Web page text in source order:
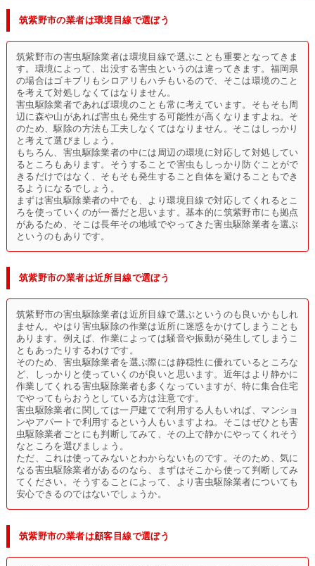
筑紫野市の業者は環境目線で選ぼう
筑紫野市の害虫駆除業者は環境目線で選ぶことも重要となってきま
す。環境によって、出没する害虫というのは違ってきます。福岡県
の場合はゴキブリもシロアリもハチもいるので、そこは環境のこと
を考えて対処しなくてはなりません。
害虫駆除業者であれば環境のことも常に考えています。そもそも周
辺に森や山があれば害虫も発生する可能性が高くなりますよね。そ
のため、駆除の方法も工夫しなくてはなりません。そこはしっかり
と考えて選びましょう。
もちろん、害虫駆除業者の中には周辺の環境に対応して対処してい
るところもあります。そうすることで害虫もしっかり防ぐことがで
きるだけではなく、そもそも発生すること自体を避けることもでき
るようになるでしょう。
まずは害虫駆除業者の中でも、より環境目線で対応してくれるとこ
ろを使っていくのが一番だと思います。基本的に筑紫野市にも拠点
があるため、そこは長年その地域でやってきた害虫駆除業者を選ぶ
というのもありです。
筑紫野市の業者は近所目線で選ぼう
筑紫野市の害虫駆除業者は近所目線で選ぶというのも良いかもしれ
ません。やはり害虫駆除の作業は近所に迷惑をかけてしまうことも
あります。例えば、作業によっては騒音や振動が発生してしまうこ
ともあったりするわけです。
そのため、害虫駆除業者を選ぶ際には静穏性に優れているところな
ど、しっかりと使っていくのが良いと思います。近年はより静かに
作業してくれる害虫駆除業者も多くなっていますが、特に集合住宅
でやってもらおうとしている方は注意です。
害虫駆除業者に関しては一戸建てで利用する人もいれば、マンショ
ンやアパートで利用するという人もいますよね。そこはぜひとも害
虫駆除業者ごとにも判断してみて、その上で静かにやってくれそう
なところを選びましょう。
ただ、これは使ってみないとわからないものです。そのため、気に
なる害虫駆除業者があるのなら、まずはそこから使って判断してみ
てください。そうすることによって、より害虫駆除業者についても
安心できるのではないでしょうか。
筑紫野市の業者は顧客目線で選ぼう